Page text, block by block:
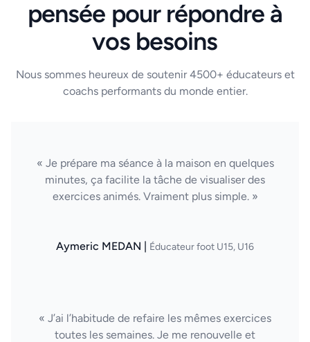
pensée pour répondre à
vos besoins
Nous sommes heureux de soutenir 4500+ éducateurs et
coachs performants du monde entier.
« Je prépare ma séance à la maison en quelques
minutes, ça facilite la tâche de visualiser des
exercices animés. Vraiment plus simple. »
Aymeric MEDAN | Éducateur foot U15, U16
« J’ai l’habitude de refaire les mêmes exercices
toutes les semaines. Je me renouvelle et